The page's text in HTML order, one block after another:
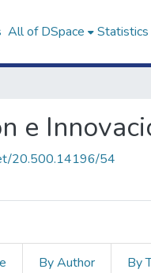
All of DSpace Statistics
e
20.500.14196/54
By Author By